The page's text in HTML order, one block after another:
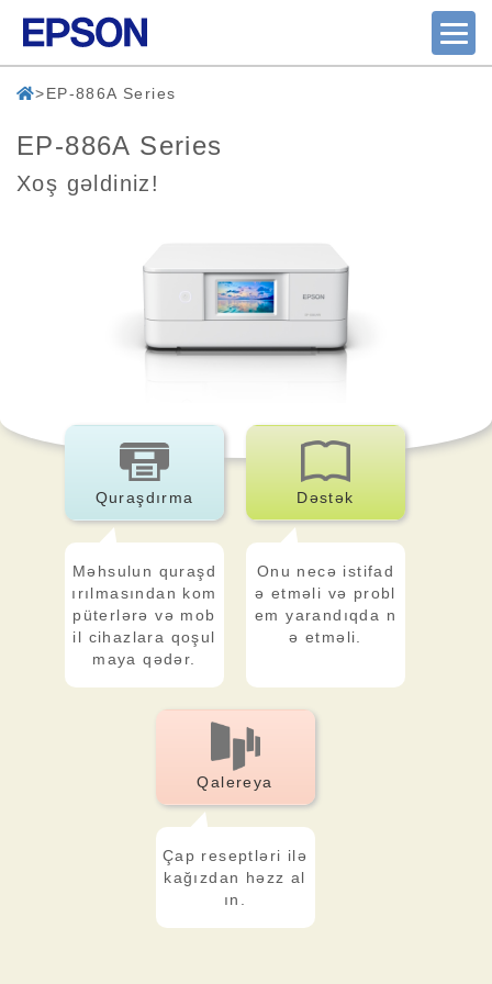
EP-886A Series
EP-886A Series
Xoş gəldiniz!
Quraşdırma
Məhsulun quraşd
ırılmasından kom
püterlərə və mob
il cihazlara qoşul
maya qədər.
Dəstək
Onu necə istifad
ə etməli və probl
em yarandıqda n
ə etməli.
Qalereya
Çap reseptləri ilə
kağızdan həzz al
ın.